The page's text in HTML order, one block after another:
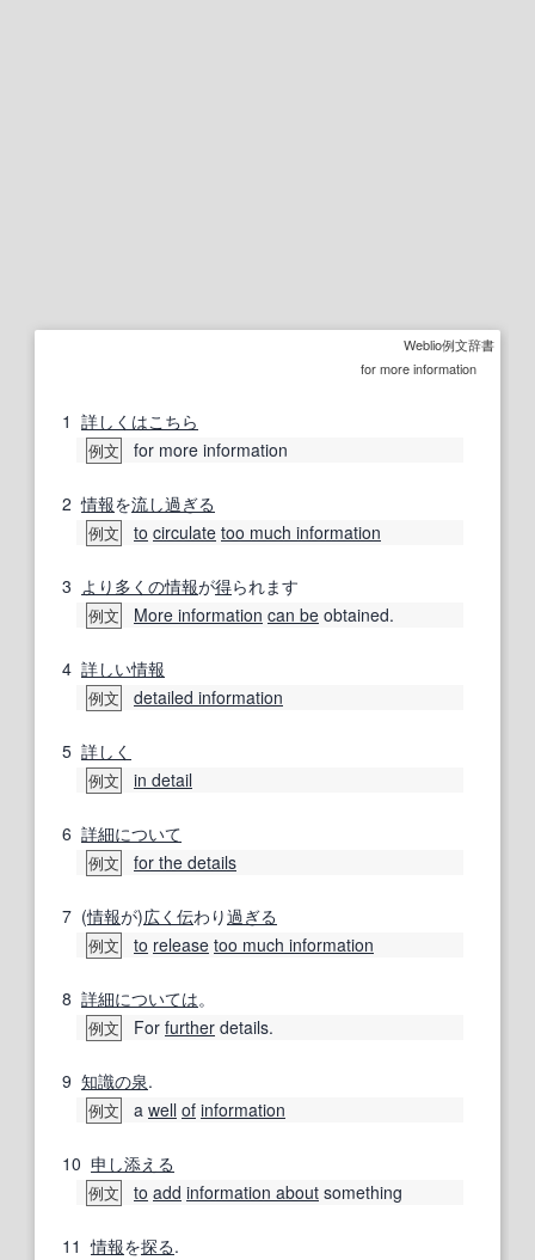
Weblio例文辞書
for more information
1 詳しくはこちら
例文 for more information
2 情報を流し過ぎる
例文 to circulate too much information
3 より多くの情報が得られます
例文 More information can be obtained.
4 詳しい情報
例文 detailed information
5 詳しく
例文 in detail
6 詳細について
例文 for the details
7 (情報が)広く 伝わり過ぎる
例文 to release too much information
8 詳細については。
例文 For further details.
9 知識の泉.
例文 a well of information
10 申し添える
例文 to add information about something
11 情報を探る.